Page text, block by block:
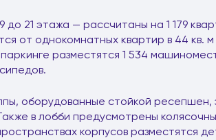
21 этажа — рассчитаны на 1 179
от однокомнатных квартир в 44 кв.
разместятся 1 534
оборудованные стойкой ресепшен,
в лобби предусмотрены
корпусов разместятся